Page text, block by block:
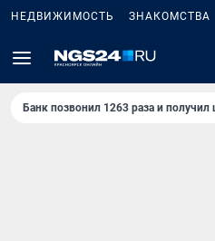
НЕДВИЖИМОСТЬ ЗНАКОМСТВА
Банк позвонил 1263 раза и